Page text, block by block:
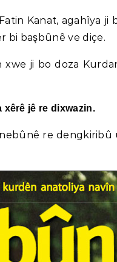
Kanat, agahîya ji
bi başbûnê ve diçe.
xwe ji bo doza
xêrê jê re dixwazin.
re dengkiribû